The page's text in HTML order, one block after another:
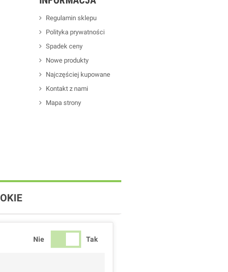
Regulamin sklepu
Polityka prywatności
Spadek ceny
Nowe produkty
Najczęściej kupowane
Kontakt z nami
Mapa strony
Nie Tak